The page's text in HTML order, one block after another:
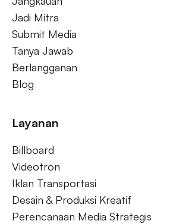
Unggah Desain
Jangkauan
Jadi Mitra
Submit Media
Tanya Jawab
Berlangganan
Layanan
Billboard
Videotron
Iklan Transportasi